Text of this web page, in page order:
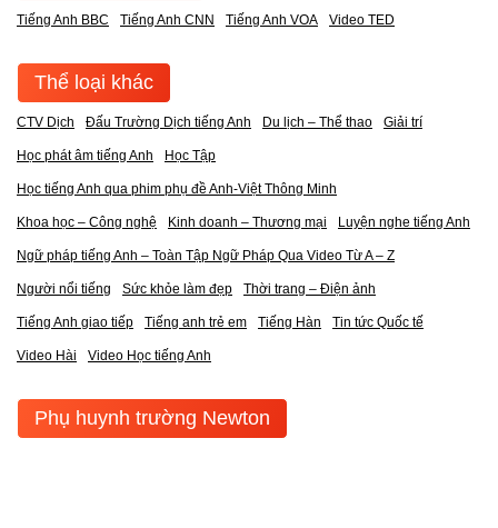
Tiếng Anh BBC Tiếng Anh CNN Tiếng Anh VOA Video TED
Thể loại khác
CTV Dịch Đấu Trường Dịch tiếng Anh Du lịch – Thể thao Giải trí
Học phát âm tiếng Anh Học Tập
Học tiếng Anh qua phim phụ đề Anh-Việt Thông Minh
Khoa học – Công nghệ Kinh doanh – Thương mại Luyện nghe tiếng Anh
Ngữ pháp tiếng Anh – Toàn Tập Ngữ Pháp Qua Video Từ A – Z
Người nổi tiếng Sức khỏe làm đẹp Thời trang – Điện ảnh
Tiếng Anh giao tiếp Tiếng anh trẻ em Tiếng Hàn Tin tức Quốc tế
Video Hài Video Học tiếng Anh
Phụ huynh trường Newton